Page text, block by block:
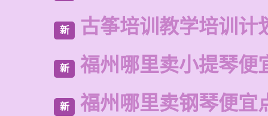
新 古筝培训教学培训计
新 福州哪里卖小提琴便
新 福州哪里卖钢琴便宜